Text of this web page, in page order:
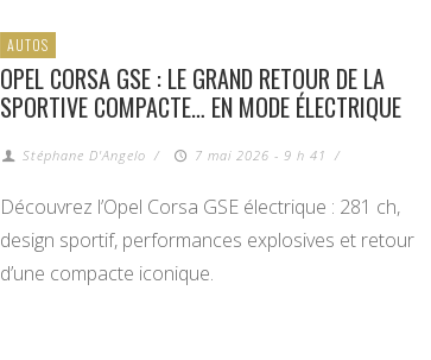
AUTOS
OPEL CORSA GSE : LE GRAND RETOUR DE LA
SPORTIVE COMPACTE… EN MODE ÉLECTRIQUE
Stéphane D'Angelo / 7 mai 2026 - 9 h 41 /
Découvrez l’Opel Corsa GSE électrique : 281 ch,
design sportif, performances explosives et retour
d’une compacte iconique.